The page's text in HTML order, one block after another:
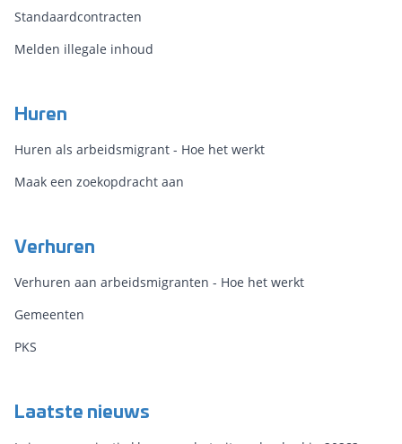
Standaardcontracten
Melden illegale inhoud
Huren
Huren als arbeidsmigrant - Hoe het werkt
Maak een zoekopdracht aan
Verhuren
Verhuren aan arbeidsmigranten - Hoe het werkt
Gemeenten
PKS
Laatste nieuws